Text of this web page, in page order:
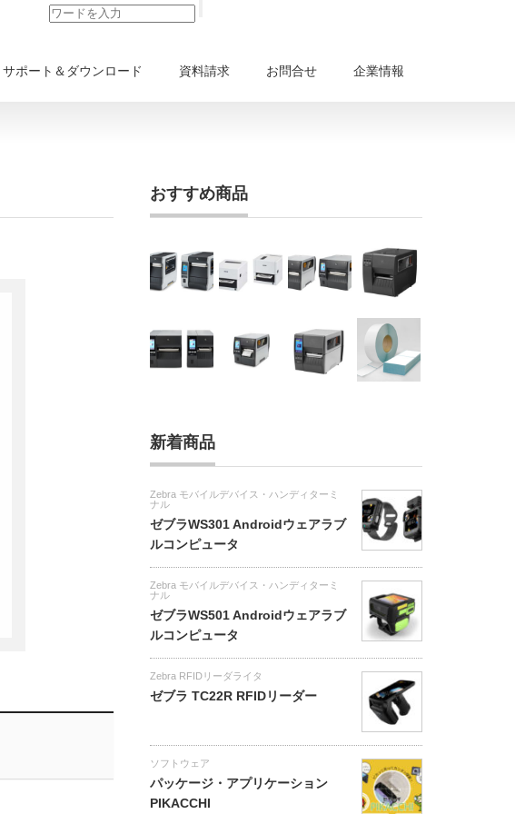
サポート＆ダウンロード 資料請求 お問合せ 企業情報
おすすめ商品
新着商品
Zebra モバイルデバイス・ハンディターミ
ナル
ゼブラWS301 Androidウェアラブ
ルコンピュータ
Zebra モバイルデバイス・ハンディターミ
ナル
ゼブラWS501 Androidウェアラブ
ルコンピュータ
Zebra RFIDリーダライタ
ゼブラ TC22R RFIDリーダー
ソフトウェア
パッケージ・アプリケーション
PIKACCHI